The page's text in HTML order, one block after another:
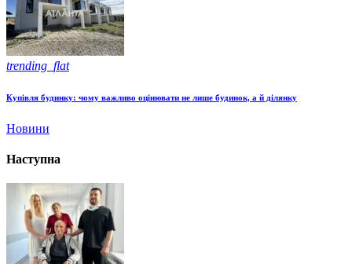
trending_flat
Купівля будинку: чому важливо оцінювати не лише будинок, а й ділянку
Новини
Наступна